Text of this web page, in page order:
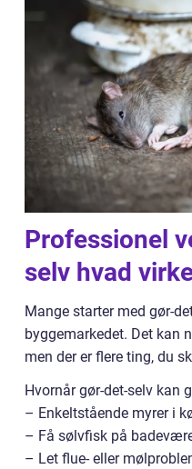
Professionel
selv hvad
Mange starter med gør-
byggemarkedet. Det kan
men der er flere ting, du
Hvornår gør-det-selv kan
– Enkeltstående myrer i
– Få sølvfisk på
– Let flue- eller